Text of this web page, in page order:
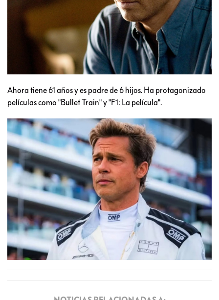
Ahora tiene 61 años y es padre de 6 hijos. Ha protagonizado
películas como "Bullet Train" y "F1: La película".